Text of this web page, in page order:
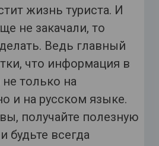
жизнь туриста. И
не закачали, то
Ведь главный
что информация в
только на
и на русском языке.
получайте полезную
всегда